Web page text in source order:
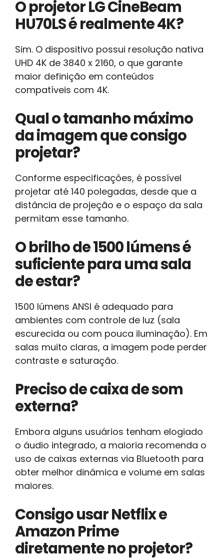
O projetor LG CineBeam
HU70LS é realmente 4K?
Sim. O dispositivo possui resolução nativa
UHD 4K de 3840 x 2160, o que garante
maior definição em conteúdos
compatíveis com 4K.
Qual o tamanho máximo
da imagem que consigo
projetar?
Conforme especificações, é possível
projetar até 140 polegadas, desde que a
distância de projeção e o espaço da sala
permitam esse tamanho.
O brilho de 1500 lúmens é
suficiente para uma sala
de estar?
1500 lúmens ANSI é adequado para
ambientes com controle de luz (sala
escurecida ou com pouca iluminação). Em
salas muito claras, a imagem pode perder
contraste e saturação.
Preciso de caixa de som
externa?
Embora alguns usuários tenham elogiado
o áudio integrado, a maioria recomenda o
uso de caixas externas via Bluetooth para
obter melhor dinâmica e volume em salas
maiores.
Consigo usar Netflix e
Amazon Prime
diretamente no projetor?